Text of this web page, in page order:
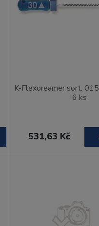
K-Flexoreamer sort.
6 ks
531,63 Kč